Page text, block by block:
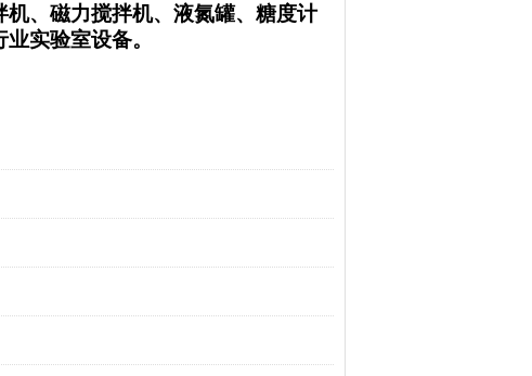
、磁力搅拌机、液氮罐、糖度计
实验室设备。